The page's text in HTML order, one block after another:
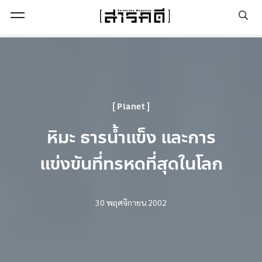
Planet
หิมะ ธารน้ำแข็ง และการ
แข่งขันที่ทรหดที่สุดในโลก
30 พฤศจิกายน 2002